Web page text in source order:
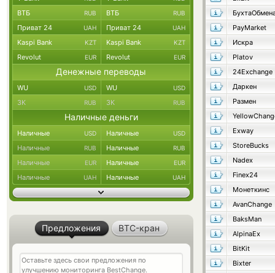
PayMarket
Искра
Platov
24Exchange
Даркен
Размен
Exway
StoreBucks
Nadex
Finex24
Монеткинс
AvanChange
BaksMan
AlpinaEx
BitKit
Bixter
ВТБ RUB ВТБ RUB
Приват 24 UAH Приват 24 UAH
Kaspi Bank KZT Kaspi Bank KZT
Revolut EUR Revolut EUR
Денежные переводы
WU USD WU USD
ЗК RUB ЗК RUB
Наличные деньги
Наличные USD Наличные USD
Наличные RUB Наличные RUB
Наличные EUR Наличные EUR
Наличные UAH Наличные UAH
Предложения BTC-кран